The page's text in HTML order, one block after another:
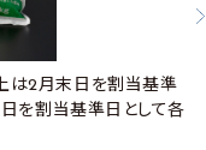
は2月末日を割当基準
を割当基準日として各